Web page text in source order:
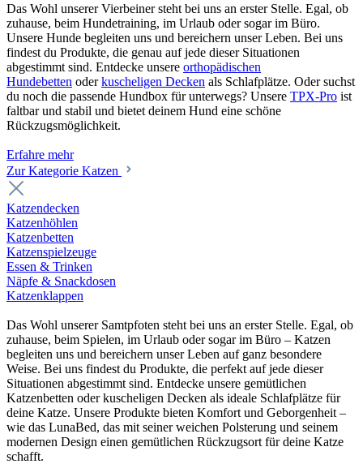
Das Wohl unserer Vierbeiner steht bei uns an erster Stelle. Egal, ob
zuhause, beim Hundetraining, im Urlaub oder sogar im Büro.
Unsere Hunde begleiten uns und bereichern unser Leben. Bei uns
findest du Produkte, die genau auf jede dieser Situationen
abgestimmt sind. Entdecke unsere orthopädischen
Hundebetten oderkuscheligen Decken als Schlafplätze. Oder suchst
du noch die passende Hundbox für unterwegs? Unsere TPX-Pro ist
faltbar und stabil und bietet deinem Hund eine schöne
Rückzugsmöglichkeit.
Erfahre mehr
Zur Kategorie Katzen
Katzendecken
Katzenhöhlen
Katzenbetten
Katzenspielzeuge
Essen & Trinken
Näpfe & Snackdosen
Katzenklappen
Das Wohl unserer Samtpfoten steht bei uns an erster Stelle. Egal, ob
zuhause, beim Spielen, im Urlaub oder sogar im Büro – Katzen
begleiten uns und bereichern unser Leben auf ganz besondere
Weise. Bei uns findest du Produkte, die perfekt auf jede dieser
Situationen abgestimmt sind. Entdecke unsere gemütlichen
Katzenbetten oder kuscheligen Decken als ideale Schlafplätze für
deine Katze. Unsere Produkte bieten Komfort und Geborgenheit –
wie das LunaBed, das mit seiner weichen Polsterung und seinem
modernen Design einen gemütlichen Rückzugsort für deine Katze
schafft.